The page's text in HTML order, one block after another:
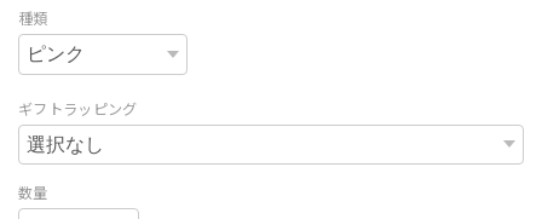
種類
ギフトラッピング
数量